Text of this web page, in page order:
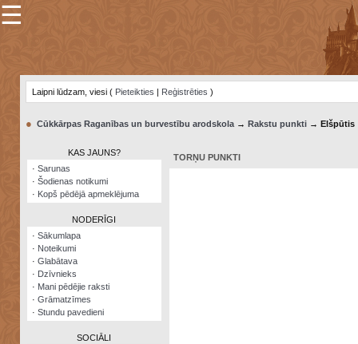
×
Šodienas
notikumi
Visatcera
almanahs
Arhīvs
☰
Laipni lūdzam, viesi ( Pieteikties | Reģistrēties )
● Cūkkārpas Raganības un burvestību arodskola→ Rakstu punkti→ Elšpūtis
KAS JAUNS?
· Sarunas
· Šodienas notikumi
· Kopš pēdējā apmeklējuma
NODERĪGI
· Sākumlapa
· Noteikumi
· Glabātava
· Dzīvnieks
· Mani pēdējie raksti
· Grāmatzīmes
· Stundu pavedieni
SOCIĀLI
TORŅU PUNKTI